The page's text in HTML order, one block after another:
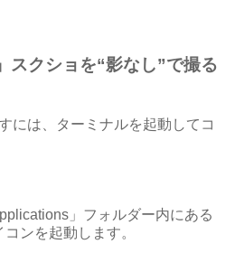
スクショを“影なし”で撮る
には、ターミナルを起動してコ
」フォルダー内にある
コンを起動します。